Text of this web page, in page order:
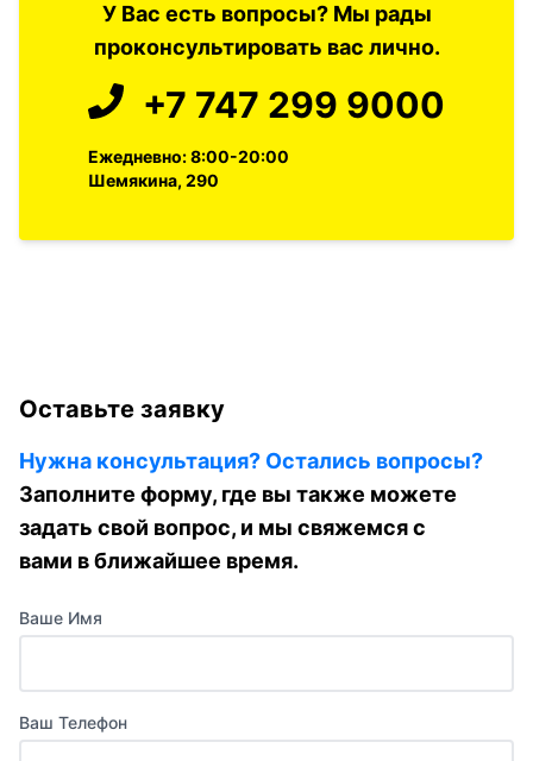
У Вас есть вопросы? Мы рады
проконсультировать вас лично.
+7 747 299 9000
Ежедневно: 8:00-20:00
Шемякина, 290
Оставьте заявку
Нужна консультация? Остались вопросы?
Заполните форму, где вы также можете
задать свой вопрос, и мы свяжемся с
вами в ближайшее время.
Ваше Имя
Ваш Телефон